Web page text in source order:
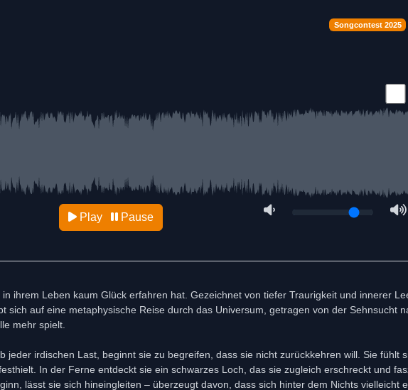
Songcontest 2025
Play Pause
ihrem Leben kaum Glück erfahren hat. Gezeichnet von tiefer Traurigkeit und innerer
sich auf eine metaphysische Reise durch das Universum, getragen von der Sehnsucht
mehr spielt.
jeder irdischen Last, beginnt sie zu begreifen, dass sie nicht zurückkehren will. Sie fühlt
In der Ferne entdeckt sie ein schwarzes Loch, das sie zugleich erschreckt und
lässt sie sich hineingleiten – überzeugt davon, dass sich hinter dem Nichts vielleicht